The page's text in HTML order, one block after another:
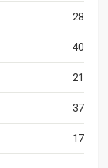
28
40
21
37
17